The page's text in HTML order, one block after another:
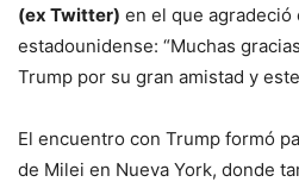
(ex Twitter) en el que
estadounidense: “Muchas
Trump por su gran amistad y
El encuentro con Trump formó
de Milei en Nueva York, donde